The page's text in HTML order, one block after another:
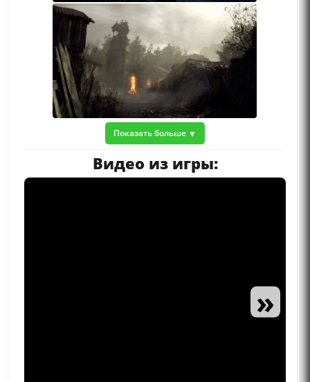
Показать больше
Видео из игры:
»